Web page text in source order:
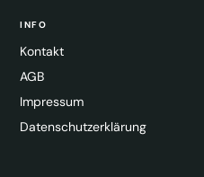
INFO
Kontakt
AGB
Impressum
Datenschutzerklärung